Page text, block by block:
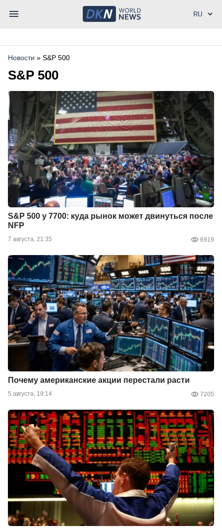
Новости » S&P 500
S&P 500
S&P 500 у 7700: куда рынок может двинуться после
NFP
7 августа, 21:35 6919
Почему американские акции перестали расти
5 августа, 19:14 7205